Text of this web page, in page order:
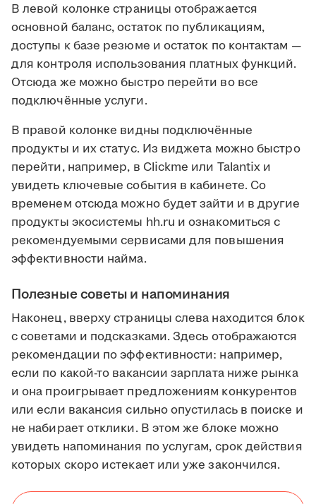
В левой колонке страницы отображается
основной баланс, остаток по публикациям,
доступы к базе резюме и остаток по контактам —
для контроля использования платных функций.
Отсюда же можно быстро перейти во все
подключённые услуги.
В правой колонке видны подключённые
продукты и их статус. Из виджета можно быстро
перейти, например, в Clickme или Talantix и
увидеть ключевые события в кабинете. Со
временем отсюда можно будет зайти и в другие
продукты экосистемы hh.ru и ознакомиться с
рекомендуемыми сервисами для повышения
эффективности найма.
Полезные советы и напоминания
Наконец, вверху страницы слева находится блок
с советами и подсказками. Здесь отображаются
рекомендации по эффективности: например,
если по какой-то вакансии зарплата ниже рынка
и она проигрывает предложениям конкурентов
или если вакансия сильно опустилась в поиске и
не набирает отклики. В этом же блоке можно
увидеть напоминания по услугам, срок действия
которых скоро истекает или уже закончился.